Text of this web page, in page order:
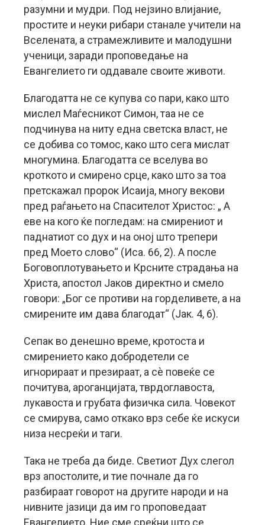
разумни и мудри. Под нејзино влијание,
простите и неуки рибари станале учители на
Вселената, а страмежливите и малодушни
ученици, заради проповедање на
Евангелието ги оддавале своите животи.
Благодатта не се купува со пари, како што
мислел Маѓесникот Симон, таа не се
подчинува на ниту една светска власт, не
се добива со томос, како што сега мислат
многумина. Благодатта се вселува во
кроткото и смирено срце, како што за тоа
претскажал пророк Исаија, многу векови
пред раѓањето на Спасителот Христос: „ А
еве на кого ќе погледам: на смирениот и
паднатиот со дух и на оној што трепери
пред Моето слово“ (Иса. 66, 2). А после
Боговоплотувањето и Крсните страдања на
Христа, апостол Јаков директно и смело
говори: „Бог се противи на горделивете, а на
смирените им дава благодат“ (Јак. 4, 6).
Сепак во денешно време, кротоста и
смирението како добродетели се
игнорираат и презираат, а сѐ повеќе се
почитува, ароганцијата, тврдоглавоста,
лукавоста и грубата физичка сила. Човекот
се смирува, само откако врз себе ќе искуси
низа несреќи и таги.
Така не треба да биде. Светиот Дух слегол
врз апостолите, и тие почнале да го
разбираат говорот на другите народи и на
нивните јазици да им го проповедаат